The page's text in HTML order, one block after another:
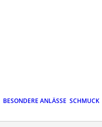
BESONDERE ANLÄSSE SCHMUCK